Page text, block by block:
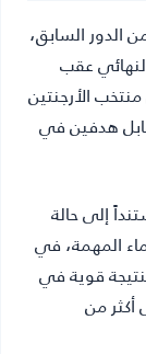
الدور السابق،
عقب
الأرجنتين
هدفين في
إلى حالة
المهمة، في
قوية في
أكثر من